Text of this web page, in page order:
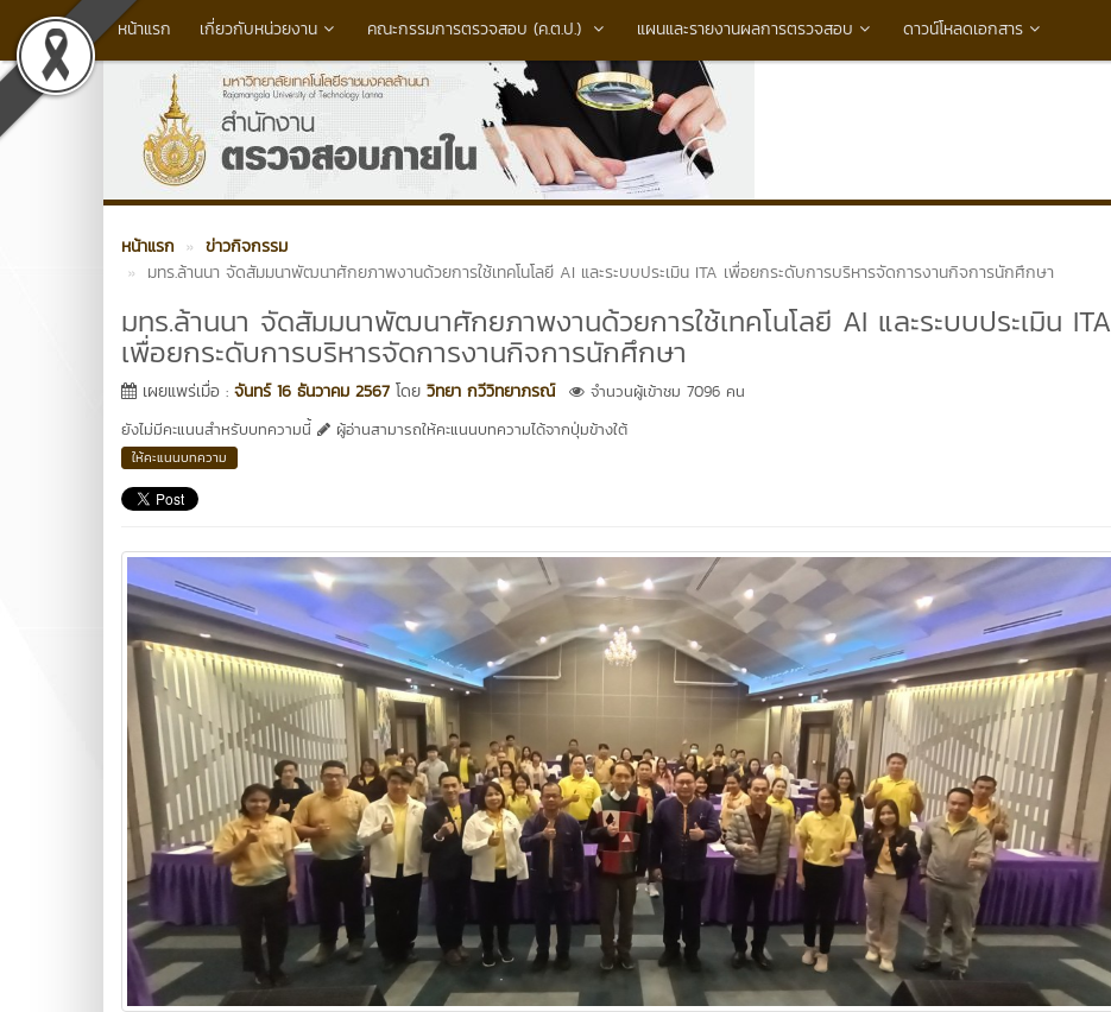
หน้าแรก เกี่ยวกับหน่วยงาน คณะกรรมการตรวจสอบ (ค.ต.ป.) แผนและรายงานผลการตรวจสอบ ดาวน์โหลดเอกสาร
หน้าแรก
ข่าวกิจกรรม
มทร.ล้านนา จัดสัมมนาพัฒนาศักยภาพงานด้วยการใช้เทคโนโลยี AI และระบบประเมิน ITA เพื่อยกระดับการบริหารจัดการงานกิจการนักศึกษา
มทร.ล้านนา จัดสัมมนาพัฒนาศักยภาพงานด้วยการใช้เทคโนโลยี AI และระบบประเมิน ITA
เพื่อยกระดับการบริหารจัดการงานกิจการนักศึกษา
เผยแพร่เมื่อ : จันทร์ 16 ธันวาคม 2567 โดย วิทยา กวีวิทยาภรณ์
จำนวนผู้เข้าชม 7096 คน
ยังไม่มีคะแนนสำหรับบทความนี้
ผู้อ่านสามารถให้คะแนนบทความได้จากปุ่มข้างใต้
ให้คะแนนบทความ